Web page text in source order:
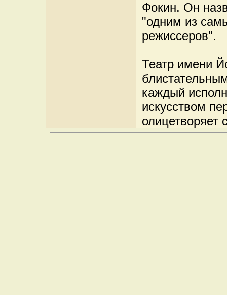
Фокин. Он
"одним из
режиссеров".
Театр имени
каждый
искусством
олицетворяет